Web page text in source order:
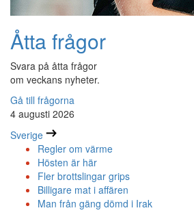
Åtta frågor
Svara på åtta frågor
om veckans nyheter.
Gå till frågorna
4 augusti 2026
Sverige
Regler om värme
Hösten är här
Fler brottslingar grips
Billigare mat i affären
Man från gäng dömd i Irak